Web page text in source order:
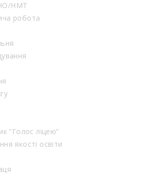
НМТ
робота
“Голос ліцею”
якості освіти